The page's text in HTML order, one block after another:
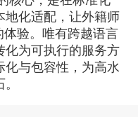
地化适配，让外籍师
体验。唯有跨越语言
化为可执行的服务方
化与包容性，为高水